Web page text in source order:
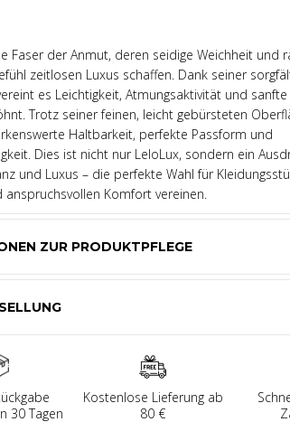
Faser der Anmut, deren seidige Weichheit und
zeitlosen Luxus schaffen. Dank seiner
es Leichtigkeit, Atmungsaktivität und
Trotz seiner feinen, leicht gebürsteten
Haltbarkeit, perfekte Passform und
Dies ist nicht nur LeloLux, sondern ein
und Luxus – die perfekte Wahl für
anspruchsvollen Komfort vereinen.
ZUR PRODUKTPFLEGE
30 Tagen
Kostenlose Lieferung ab
80 €